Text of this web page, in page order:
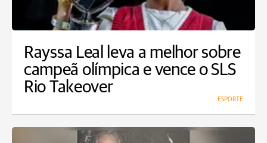
Rayssa Leal leva a melhor sobre
campeã olímpica e vence o SLS
Rio Takeover
ESPORTE